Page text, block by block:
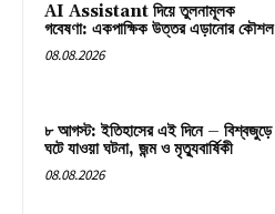
AI Assistant দিয়ে তুলনামূলক
গবেষণা: একপাক্ষিক উত্তর এড়ানোর কৌশল
08.08.2026
৮ আগস্ট: ইতিহাসের এই দিনে – বিশ্বজুড়ে
ঘটে যাওয়া ঘটনা, জন্ম ও মৃত্যুবার্ষিকী
08.08.2026